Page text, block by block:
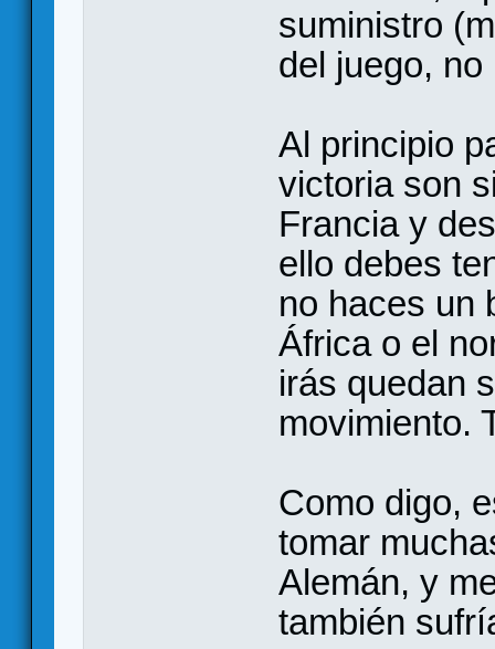
suministro
del juego,
Al principio
victoria son
Francia y
ello debes
no haces un
África o el
irás quedan
movimiento.
Como digo,
tomar
Alemán, y
también